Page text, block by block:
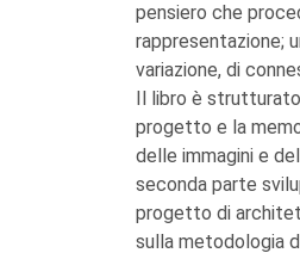
pensiero che
rappresentazione;
variazione, di
Il libro è
progetto e la
delle immagini e
seconda parte
progetto di
sulla metodologia